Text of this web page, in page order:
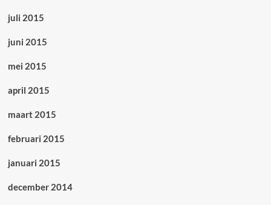
juli 2015
juni 2015
mei 2015
april 2015
maart 2015
februari 2015
januari 2015
december 2014